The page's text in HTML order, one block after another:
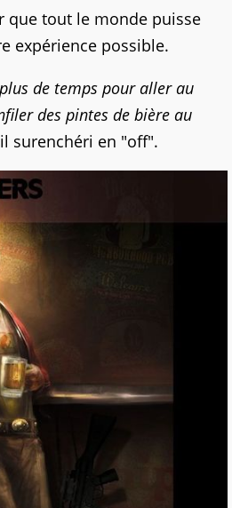
que tout le monde puisse
expérience possible.
de temps pour aller au
des pintes de bière au
surenchéri en "off".